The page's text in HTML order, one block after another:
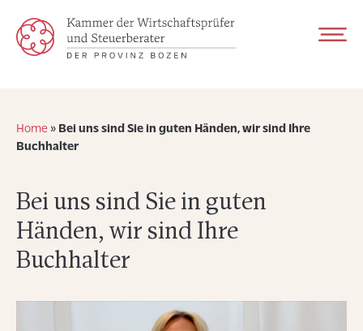
Home » Bei uns sind Sie in guten Händen, wir sind Ihre
Buchhalter
Bei uns sind Sie in guten
Händen, wir sind Ihre
Buchhalter